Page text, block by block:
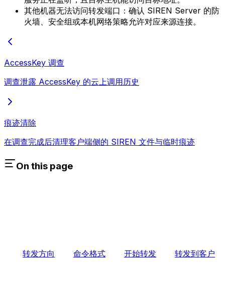
其他机器无法访问转发端口：确认 SIREN Server 的防
火墙、安全组或本机网络策略允许对应来源连接。
AccessKey 调查
调查泄露 AccessKey 的云上调用历史
痕迹清除
在调查完成后清理客户端侧的 SIREN 文件与临时痕迹
On this page
转发方向 命令格式 开始转发 转发到客户